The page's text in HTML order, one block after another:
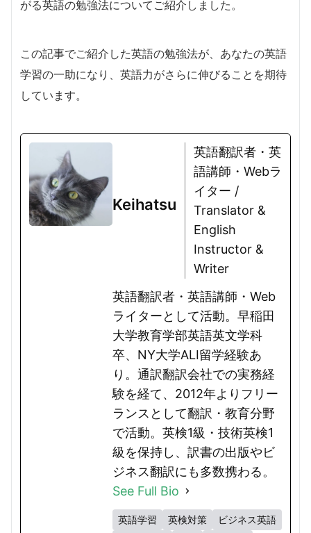
がる英語の勉強法についてご紹介しました。
この記事でご紹介した英語の勉強法が、あなたの英語
学習の一助になり、英語力がさらに伸びることを期待
しています。
Keihatsu
英語翻訳者・英
語講師・Webラ
イター /
Translator &
English
Instructor &
Writer
英語翻訳者・英語講師・Web
ライターとして活動。早稲田
大学教育学部英語英文学科
卒、NY大学ALI留学経験あ
り。通訳翻訳会社での実務経
験を経て、2012年よりフリー
ランスとして翻訳・教育分野
で活動。英検1級・技術英検1
級を保持し、訳書の出版やビ
ジネス翻訳にも多数携わる。
See Full Bio
英語学習 英検対策
ビジネス英語